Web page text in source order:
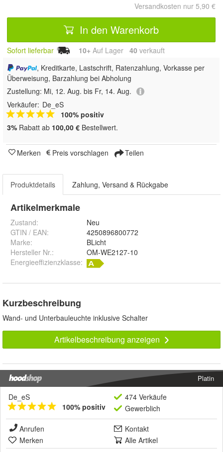
Versandkosten nur 5,90 €
In den Warenkorb
Sofort lieferbar 10+ Auf Lager 40 verkauft
, Kreditkarte, Lastschrift, Ratenzahlung, Vorkasse per
Überweisung, Barzahlung bei Abholung
Zustellung: Mi, 12. Aug. bis Fr, 14. Aug.
Verkäufer: De_eS
100% positiv
3% Rabatt ab 100,00 € Bestellwert.
Merken Preis vorschlagen Teilen
Produktdetails Zahlung, Versand & Rückgabe
Artikelmerkmale
Zustand:
Neu
GTIN / EAN:
4250896800772
Marke:
BLicht
Hersteller Nr.:
OM-WE2127-10
Energieeffizienzklasse:
Kurzbeschreibung
Wand- und Unterbauleuchte inklusive Schalter
Artikelbeschreibung anzeigen
Platin
De_eS
100% positiv
474 Verkäufe
Gewerblich
Anrufen
Kontakt
Merken
Alle Artikel